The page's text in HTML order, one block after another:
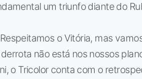
um triunfo diante do
o Vitória, mas
não está nos nossos
o Tricolor conta com o